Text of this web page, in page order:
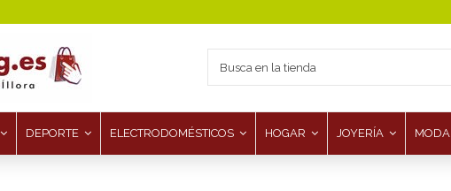
DEPORTE ELECTRODOMÉSTICOS HOGAR JOYERÍA MODA